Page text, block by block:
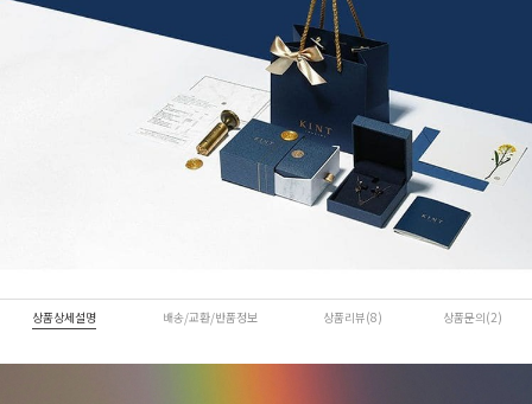
상품상세설명 배송/교환/반품정보 상품리뷰(8) 상품문의(2)